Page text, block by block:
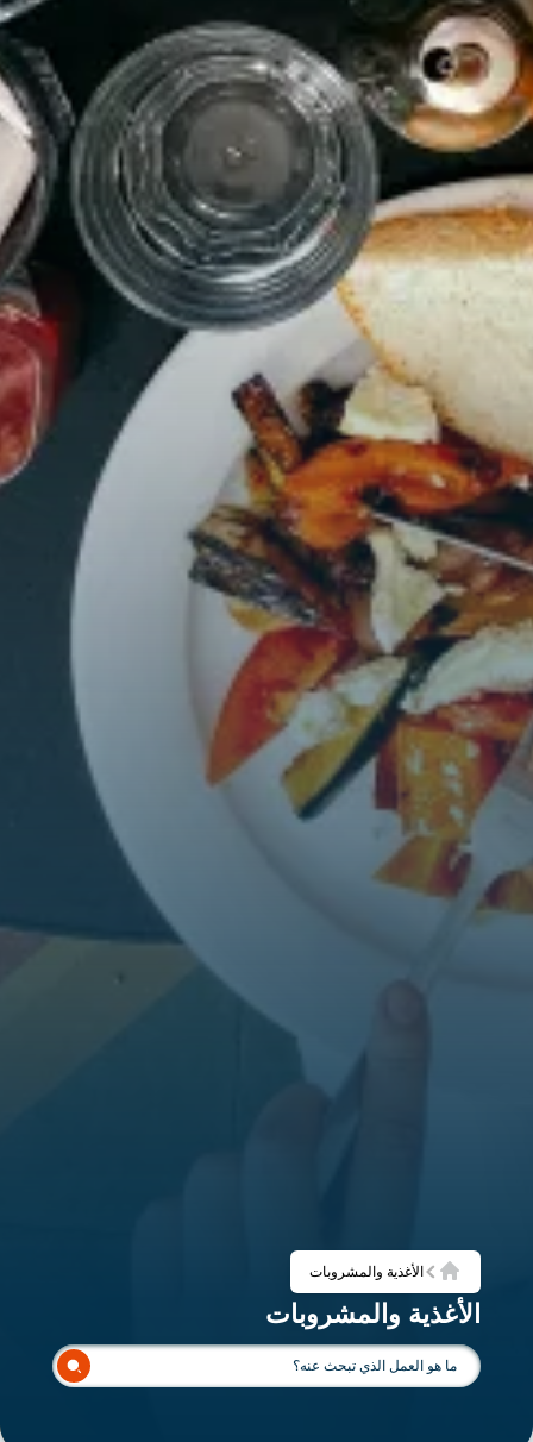
الرئيسية
الأغذية والمشروبات
الأغذية والمشروبات